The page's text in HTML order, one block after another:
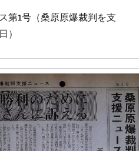
第1号（桑原原爆裁判を支
）